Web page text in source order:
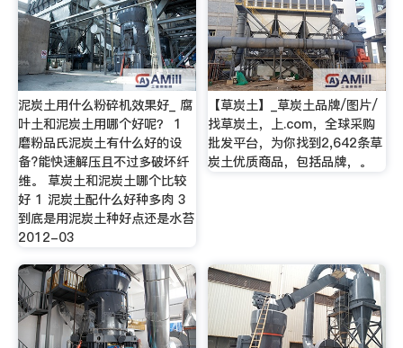
泥炭土用什么粉碎机效果好_ 腐
叶土和泥炭土用哪个好呢？ 1
磨粉品氏泥炭土有什么好的设
备?能快速解压且不过多破坏纤
维。 草炭土和泥炭土哪个比较
好 1 泥炭土配什么好种多肉 3
到底是用泥炭土种好点还是水苔
2012-03
【草炭土】_草炭土品牌/图片/
找草炭土，上.com，全球采购
批发平台，为你找到2,642条草
炭土优质商品，包括品牌，。